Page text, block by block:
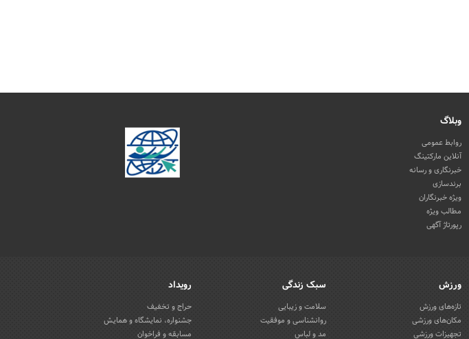
وبلاگ
روابط عمومی
آنلاین مارکتینگ
خبرنگاری و رسانه
برندسازی
ویژه خبرنگاران
مطالب ویژه
رپورتاژ آگهی
ورزش
تازه‌های ورزش
مکان‌های ورزشی
تجهیزات ورزشی
سبک زندگی
سلامت و زیبایی
روانشناسی و موفقیت
مد و لباس
رویداد
حراج و تخفیف
جشنواره، نمایشگاه و همایش
مسابقه و فراخوان